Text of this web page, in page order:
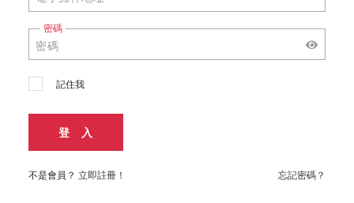
密碼
記住我
登 入
不是會員？ 立即註冊！ 忘記密碼？